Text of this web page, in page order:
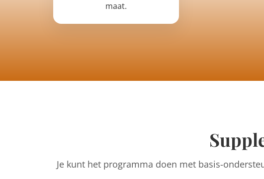
maat.
Je kunt het programma doen met basis-